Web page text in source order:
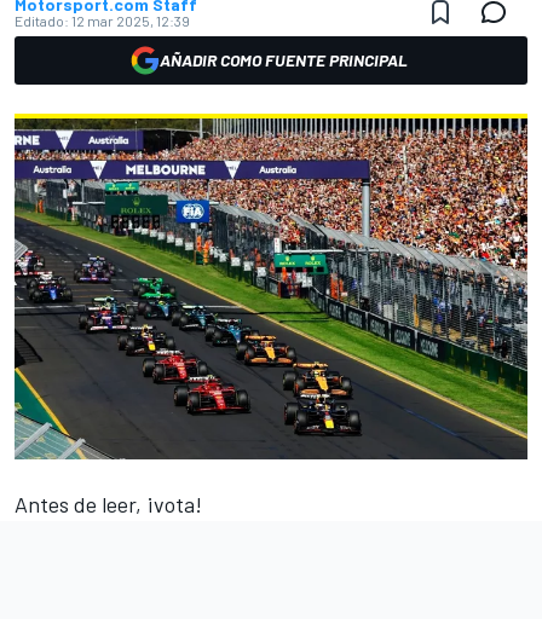
Motorsport.com Staff
Editado: 12 mar 2025, 12:39
AÑADIR COMO FUENTE PRINCIPAL
Antes de leer, ¡vota!